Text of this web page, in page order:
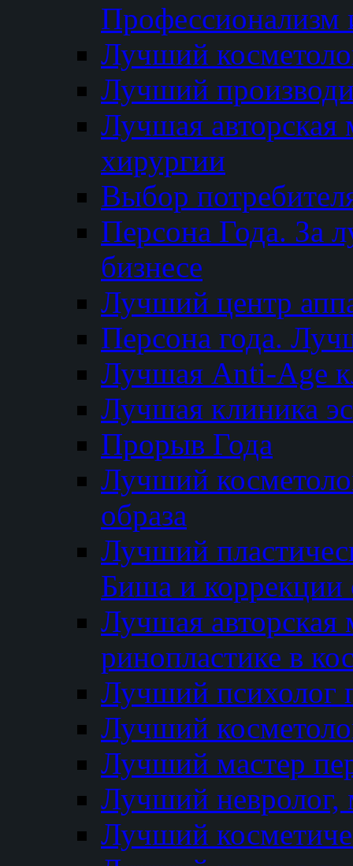
Профессионализм
Лучший
Лучший
Лучшая авторская
хирургии
Выбор
Персона Года. За
бизнесе
Лучший центр
Персона года.
Лучшая Anti-Age
Лучшая клиника
Прорыв Года
Лучший
образа
Лучший
Биша и коррекции
Лучшая авторская
ринопластике в
Лучший психолог
Лучший
Лучший мастер
Лучший невролог,
Лучший